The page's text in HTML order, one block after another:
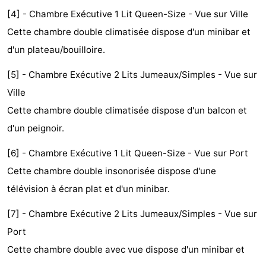
Musées
-
Monuments
-
Points
vue
Attractions
Croisières
-
Experiences
Villages
&
villes
Visites
guidées
Sports
[4] - Chambre Exécutive 1 Lit Queen-Size - Vue sur Ville
Cette chambre double climatisée dispose d'un minibar et
d'un plateau/bouilloire.
[5] - Chambre Exécutive 2 Lits Jumeaux/Simples - Vue sur
Ville
Cette chambre double climatisée dispose d'un balcon et
d'un peignoir.
[6] - Chambre Exécutive 1 Lit Queen-Size - Vue sur Port
Cette chambre double insonorisée dispose d'une
télévision à écran plat et d'un minibar.
[7] - Chambre Exécutive 2 Lits Jumeaux/Simples - Vue sur
Port
Cette chambre double avec vue dispose d'un minibar et